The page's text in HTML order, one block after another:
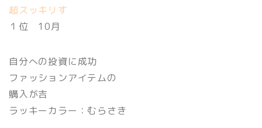
超スッキリす
１位 10月
自分への投資に成功
ファッションアイテムの
購入が吉
ラッキーカラー：むらさき